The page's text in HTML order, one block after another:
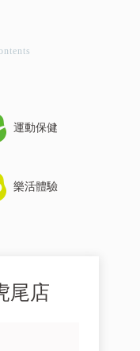
運動保健
樂活體驗
尾店